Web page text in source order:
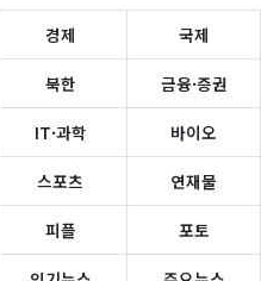
경제 국제
북한 금융·증권
IT·과학 바이오
스포츠 연재물
피플 포토